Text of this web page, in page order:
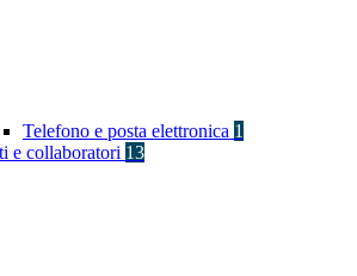
Telefono e posta elettronica 1
e collaboratori 13